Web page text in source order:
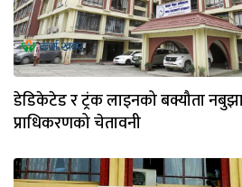
डेडिकेटेड र ट्रंक लाइनको बक्यौता
प्राधिकरणको चेतावनी